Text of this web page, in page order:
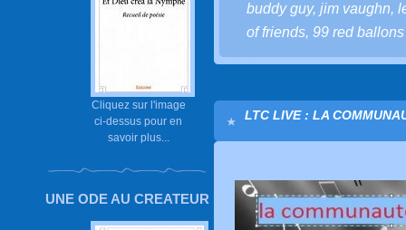
Cliquez sur l'image
ci-dessus pour en
savoir plus...
UNE ODE AU CREATEUR
buddy guy, jim vaughn,
of friends, 99 red ballons
LTC LIVE : LA